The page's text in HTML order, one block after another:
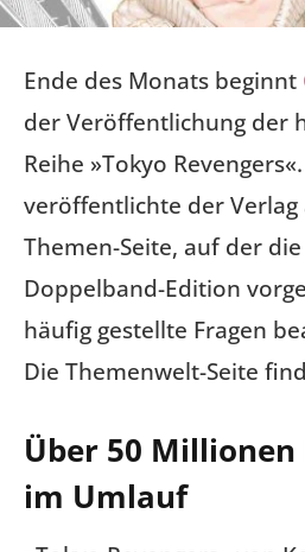
Ende des Monats beginnt
der Veröffentlichung der
Reihe »Tokyo
veröffentlichte der Verlag
Themen-Seite, auf der
Doppelband-Edition
häufig gestellte Fragen
Die Themenwelt-Seite
Über 50
im Umlauf